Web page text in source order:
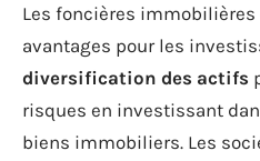
Les foncières
avantages pour les
diversification des actifs
risques en investissant
biens immobiliers. Les